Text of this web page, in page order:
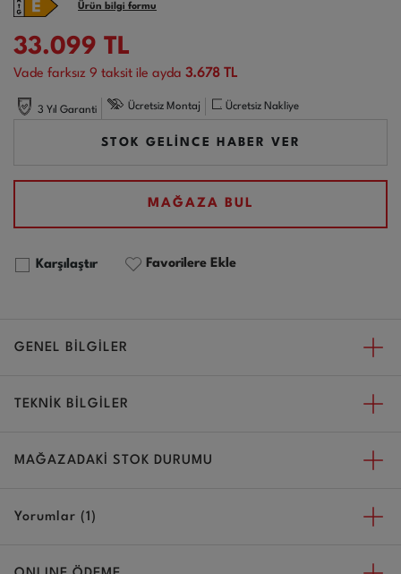
Ürün bilgi formu
33.099 TL
Vade farksız 9 taksit ile ayda 3.678 TL
3 Yıl Garanti Ücretsiz Montaj Ücretsiz Nakliye
STOK GELİNCE HABER VER
MAĞAZA BUL
Karşılaştır Favorilere Ekle
GENEL BİLGİLER
TEKNİK BİLGİLER
MAĞAZADAKİ STOK DURUMU
Yorumlar (1)